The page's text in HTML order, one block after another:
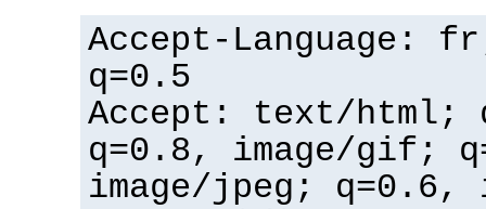
Accept-Language:
q=0.5
Accept: text/html;
q=0.8, image/gif;
image/jpeg; q=0.6,